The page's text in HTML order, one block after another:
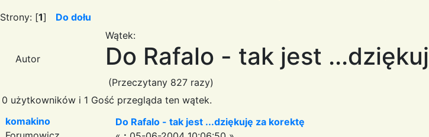
Strony: [1] Do dołu
Autor
Wątek:
Do Rafalo - tak jest
(Przeczytany 827 razy)
0 użytkowników i 1 Gość przegląda ten wątek.
komakino
Do Rafalo - tak jest ...dziękuję za korektę